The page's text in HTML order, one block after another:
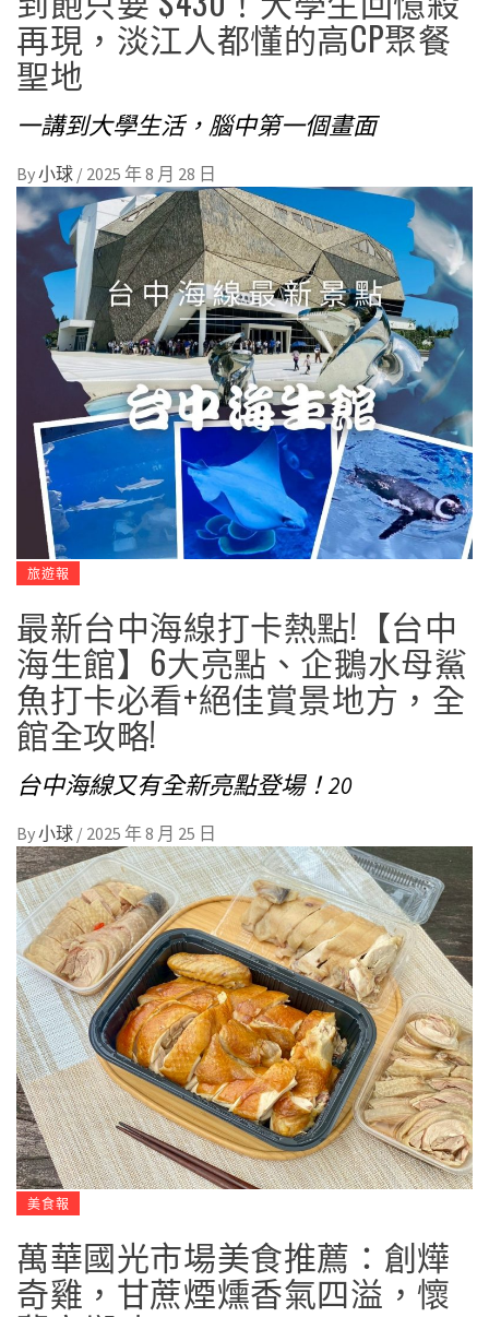
再現，淡江人都懂的高CP聚餐
聖地
一講到大學生活，腦中第一個畫面
By小球 / 2025 年 8 月 28 日
旅遊報
最新台中海線打卡熱點!【台中
海生館】6大亮點、企鵝水母鯊
魚打卡必看+絕佳賞景地方，全
館全攻略!
台中海線又有全新亮點登場！20
By小球 / 2025 年 8 月 25 日
美食報
萬華國光市場美食推薦：創燁
奇雞，甘蔗煙燻香氣四溢，懷